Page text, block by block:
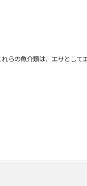
の魚介類は、エサとして